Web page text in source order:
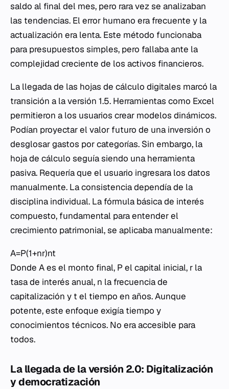
saldo al final del mes, pero rara vez se analizaban
las tendencias. El error humano era frecuente y la
actualización era lenta. Este método funcionaba
para presupuestos simples, pero fallaba ante la
complejidad creciente de los activos financieros.
La llegada de las hojas de cálculo digitales marcó la
transición a la versión 1.5. Herramientas como Excel
permitieron a los usuarios crear modelos dinámicos.
Podían proyectar el valor futuro de una inversión o
desglosar gastos por categorías. Sin embargo, la
hoja de cálculo seguía siendo una herramienta
pasiva. Requería que el usuario ingresara los datos
manualmente. La consistencia dependía de la
disciplina individual. La fórmula básica de interés
compuesto, fundamental para entender el
crecimiento patrimonial, se aplicaba manualmente:
A=P(1+nr​)nt
Donde Aes el monto final, Pel capital inicial, r la
tasa de interés anual, n la frecuencia de
capitalización y t el tiempo en años. Aunque
potente, este enfoque exigía tiempo y
conocimientos técnicos. No era accesible para
todos.
La llegada de la versión 2.0: Digitalización
y democratización